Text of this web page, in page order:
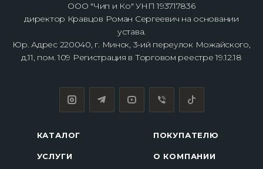
ООО "Чип и Ко" УНП 193717836
директор Кравцов Роман Сергеевич на основании
устава.
Юр. Адрес 220040, г. Минск, 3-ий переулок Можайского,
д.11, пом. 109 Регистрация в Торговом реестре 19.12.18
КАТАЛОГ
УСЛУГИ
ПОКУПАТЕЛЮ
О КОМПАНИИ